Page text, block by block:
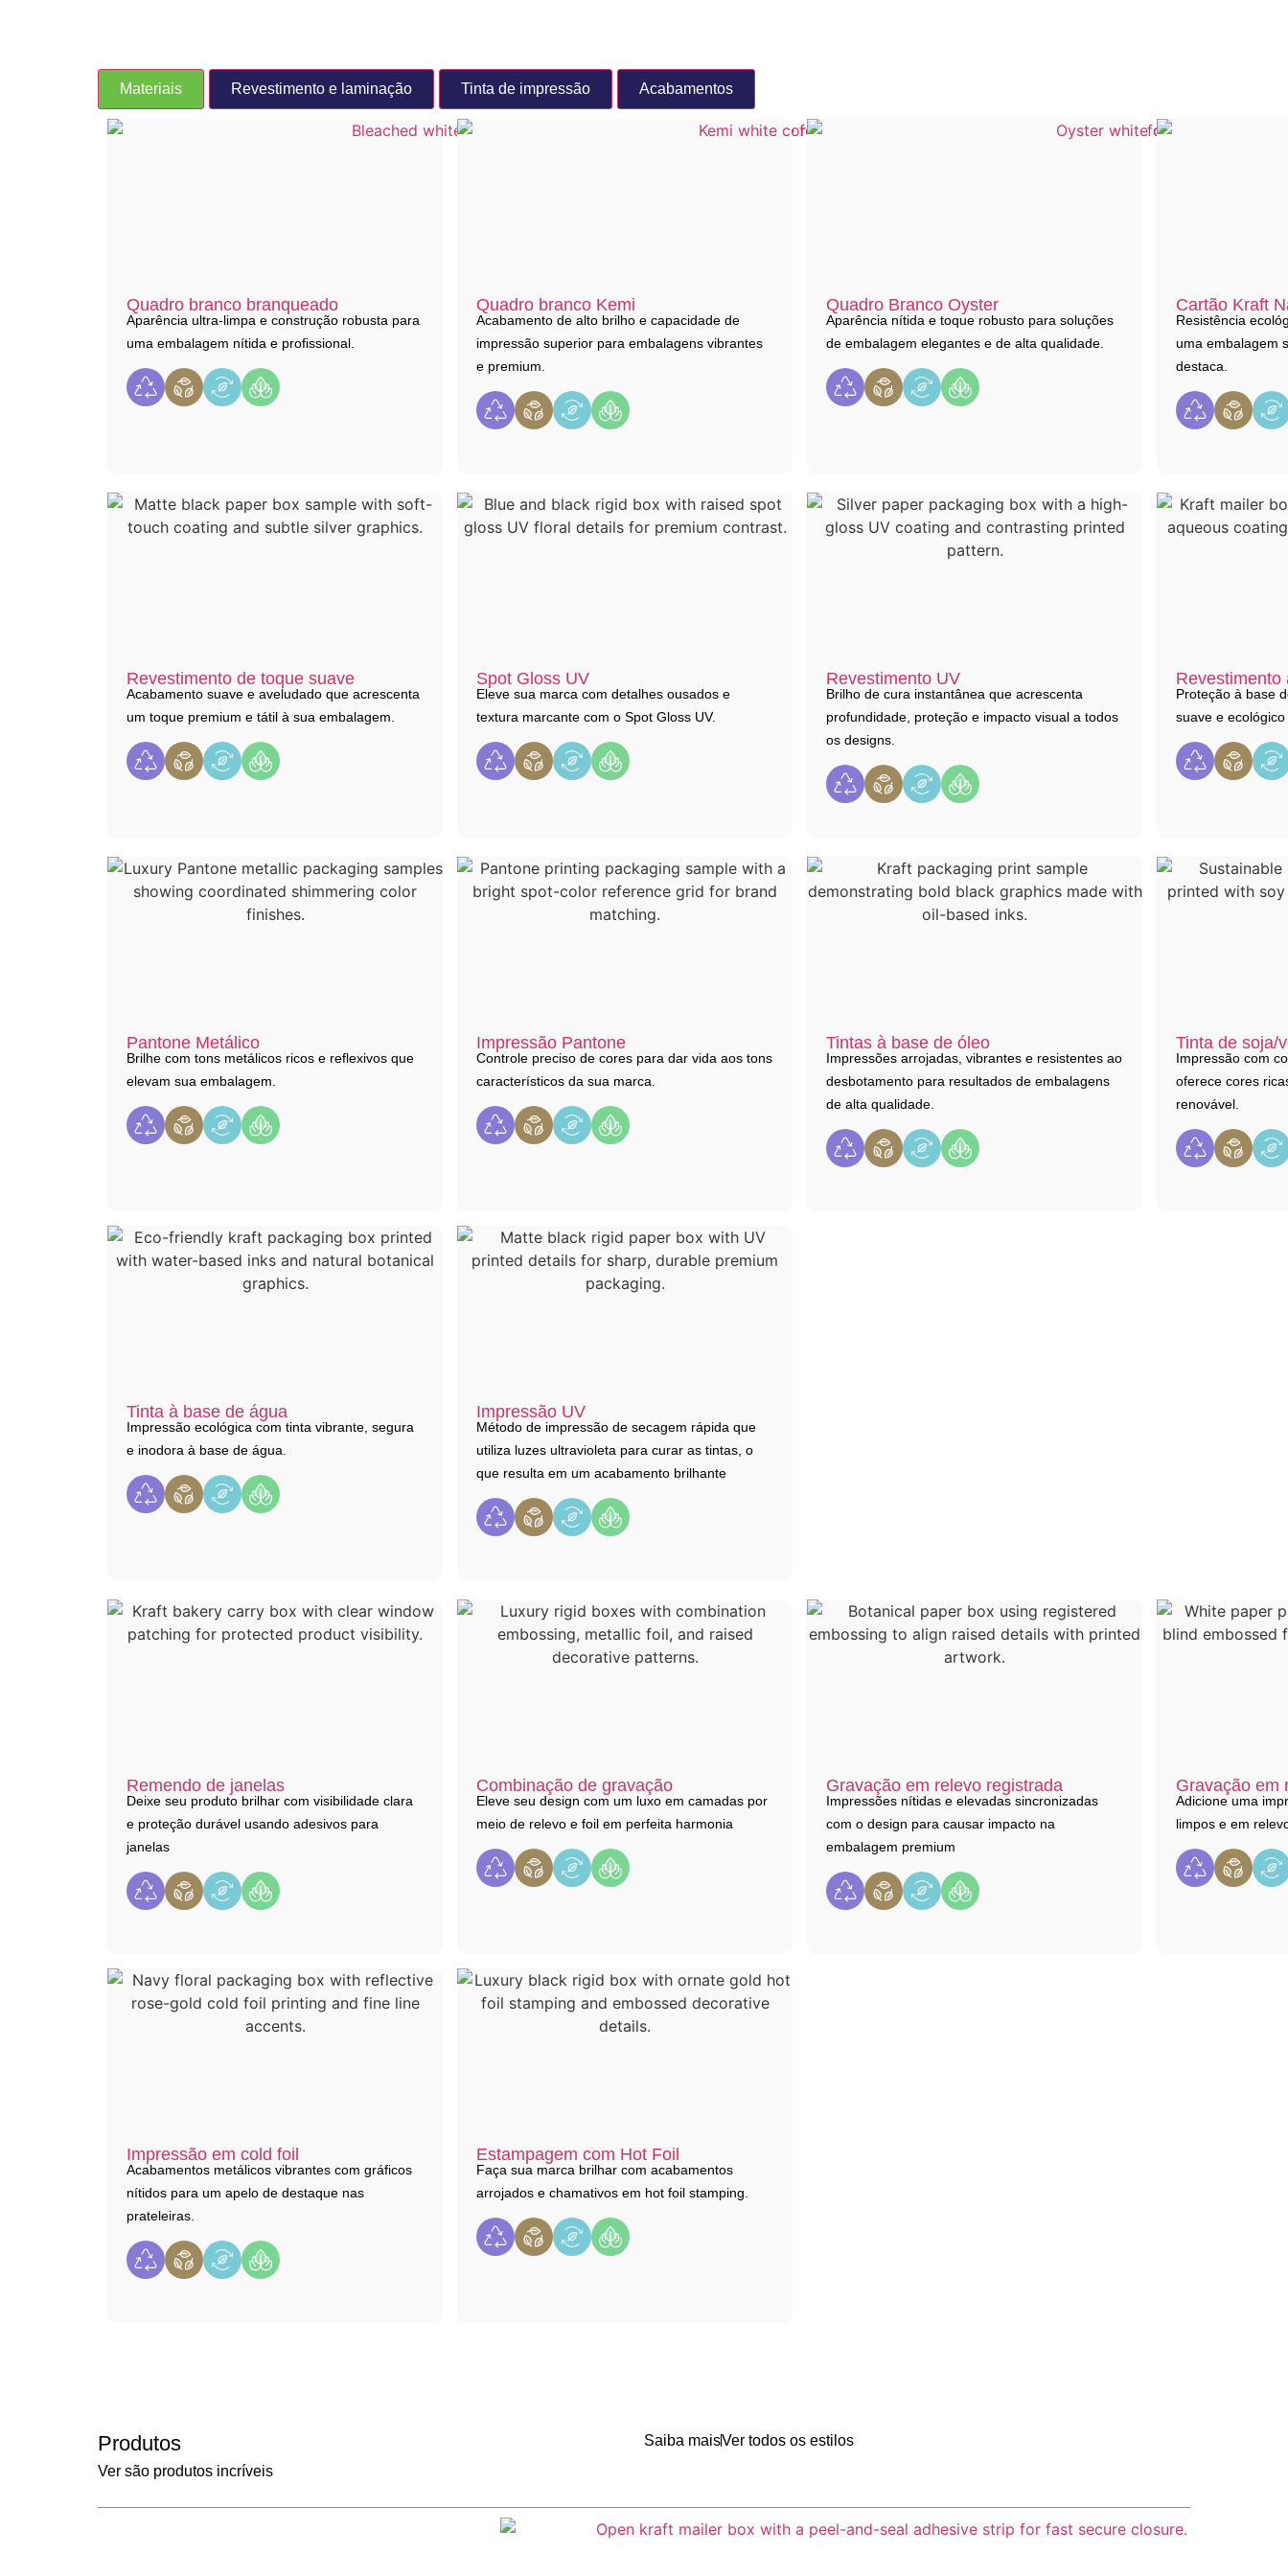
Materiais Revestimento e laminação Tinta de impressão Acabamentos
Quadro branco branqueado
Aparência ultra-limpa e construção robusta para
uma embalagem nítida e profissional.
Quadro branco Kemi
Acabamento de alto brilho e capacidade de
impressão superior para embalagens vibrantes
e premium.
Quadro Branco Oyster
Aparência nítida e toque robusto para soluções
de embalagem elegantes e de alta qualidade.
Cartão Kraft
Resistência
uma embalagem
destaca.
Revestimento de toque suave
Acabamento suave e aveludado que acrescenta
um toque premium e tátil à sua embalagem.
Spot Gloss UV
Eleve sua marca com detalhes ousados e
textura marcante com o Spot Gloss UV.
Revestimento UV
Brilho de cura instantânea que acrescenta
profundidade, proteção e impacto visual a todos
os designs.
Revestimento
Proteção à base
suave e
Pantone Metálico
Brilhe com tons metálicos ricos e reflexivos que
elevam sua embalagem.
Impressão Pantone
Controle preciso de cores para dar vida aos tons
característicos da sua marca.
Tintas à base de óleo
Impressões arrojadas, vibrantes e resistentes ao
desbotamento para resultados de embalagens
de alta qualidade.
Tinta de soja/
Impressão com
oferece cores
renovável.
Tinta à base de água
Impressão ecológica com tinta vibrante, segura
e inodora à base de água.
Impressão UV
Método de impressão de secagem rápida que
utiliza luzes ultravioleta para curar as tintas, o
que resulta em um acabamento brilhante
Remendo de janelas
Deixe seu produto brilhar com visibilidade clara
e proteção durável usando adesivos para
janelas
Combinação de gravação
Eleve seu design com um luxo em camadas por
meio de relevo e foil em perfeita harmonia
Gravação em relevo registrada
Impressões nítidas e elevadas sincronizadas
com o design para causar impacto na
embalagem premium
Gravação em
Adicione uma
limpos e em
Impressão em cold foil
Acabamentos metálicos vibrantes com gráficos
nítidos para um apelo de destaque nas
prateleiras.
Estampagem com Hot Foil
Faça sua marca brilhar com acabamentos
arrojados e chamativos em hot foil stamping.
Produtos
Ver são produtos incríveis
Saiba maisVer todos os estilos